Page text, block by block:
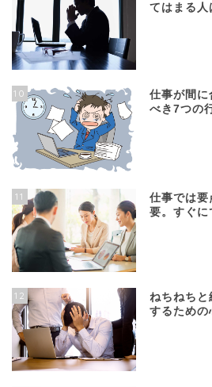
てはまる人
10
仕事が間に
べき7つの
11
仕事では要
要。すぐに
12
ねちねちと
するための